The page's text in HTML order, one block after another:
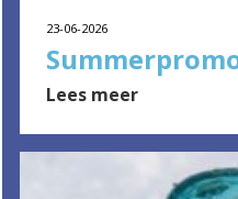
23-06-2026
Lees meer